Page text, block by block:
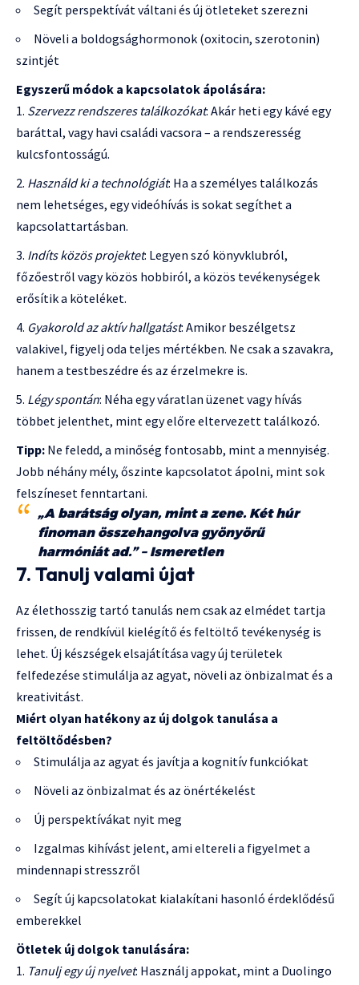
Segít perspektívát váltani és új ötleteket szerezni
Növeli a boldogsághormonok (oxitocin, szerotonin)
szintjét
Egyszerű módok a kapcsolatok ápolására:
Szervezz rendszeres találkozókat: Akár heti egy kávé egy
baráttal, vagy havi családi vacsora – a rendszeresség
kulcsfontosságú.
Használd ki a technológiát: Ha a személyes találkozás
nem lehetséges, egy videóhívás is sokat segíthet a
kapcsolattartásban.
Indíts közös projektet: Legyen szó könyvklubról,
főzőestről vagy közös hobbiról, a közös tevékenységek
erősítik a köteléket.
Gyakorold az aktív hallgatást: Amikor beszélgetsz
valakivel, figyelj oda teljes mértékben. Ne csak a szavakra,
hanem a testbeszédre és az érzelmekre is.
Légy spontán: Néha egy váratlan üzenet vagy hívás
többet jelenthet, mint egy előre eltervezett találkozó.
Tipp: Ne feledd, a minőség fontosabb, mint a mennyiség.
Jobb néhány mély, őszinte kapcsolatot ápolni, mint sok
felszíneset fenntartani.
„A barátság olyan, mint a zene. Két húr
finoman összehangolva gyönyörű
harmóniát ad.” – Ismeretlen
7. Tanulj valami újat
Az élethosszig tartó tanulás nem csak az elmédet tartja
frissen, de rendkívül kielégítő és feltöltő tevékenység is
lehet. Új készségek elsajátítása vagy új területek
felfedezése stimulálja az agyat, növeli az önbizalmat és a
kreativitást.
Miért olyan hatékony az új dolgok tanulása a
feltöltődésben?
Stimulálja az agyat és javítja a kognitív funkciókat
Növeli az önbizalmat és az önértékelést
Új perspektívákat nyit meg
Izgalmas kihívást jelent, ami eltereli a figyelmet a
mindennapi stresszről
Segít új kapcsolatokat kialakítani hasonló érdeklődésű
emberekkel
Ötletek új dolgok tanulására:
Tanulj egy új nyelvet: Használj appokat, mint a Duolingo